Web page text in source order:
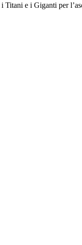
Titani e i Giganti per